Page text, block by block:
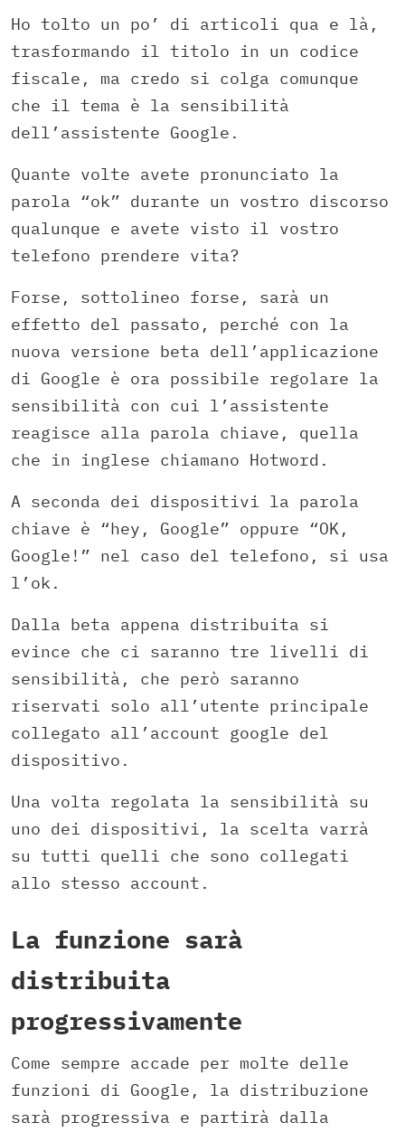
Ho tolto un po’ di articoli qua e là,
trasformando il titolo in un codice
fiscale, ma credo si colga comunque
che il tema è la sensibilità
dell’assistente Google.
Quante volte avete pronunciato la
parola “ok” durante un vostro discorso
qualunque e avete visto il vostro
telefono prendere vita?
Forse, sottolineo forse, sarà un
effetto del passato, perché con la
nuova versione beta dell’applicazione
di Google è ora possibile regolare la
sensibilità con cui l’assistente
reagisce alla parola chiave, quella
che in inglese chiamano Hotword.
A seconda dei dispositivi la parola
chiave è “hey, Google” oppure “OK,
Google!” nel caso del telefono, si usa
l’ok.
Dalla beta appena distribuita si
evince che ci saranno tre livelli di
sensibilità, che però saranno
riservati solo all’utente principale
collegato all’account google del
dispositivo.
Una volta regolata la sensibilità su
uno dei dispositivi, la scelta varrà
su tutti quelli che sono collegati
allo stesso account.
La funzione sarà
distribuita
progressivamente
Come sempre accade per molte delle
funzioni di Google, la distribuzione
sarà progressiva e partirà dalla